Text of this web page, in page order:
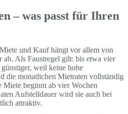
– was passt für Ihren
und Kauf hängt vor allem von
ab. Als Faustregel gilt: bis etwa vier
weil keine hohe
die monatlichen Mietraten vollständig
Miete beginnt ab vier Wochen
Aufstelldauer wird sie auch bei
attraktiv.